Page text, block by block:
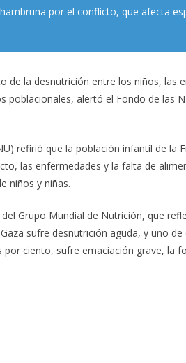
por el conflicto, que afecta
de la desnutrición entre los niños, las
poblacionales, alertó el Fondo de las
refirió que la población infantil de la
las enfermedades y la falta de
niños y niñas.
Grupo Mundial de Nutrición, que
sufre desnutrición aguda, y uno de
ciento, sufre emaciación grave, la